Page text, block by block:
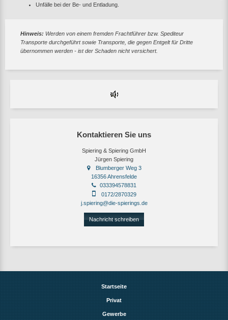
Kontaktieren Sie uns
Spiering & Spiering GmbH
Jürgen Spiering
Blumberger Weg 3
16356 Ahrensfelde
033394578831
0172/2870329
j.spiering@die-spierings.de
Nachricht schreiben
Unfälle bei der Be- und Entladung.
Hinweis: Werden von einem fremden Frachtführer bzw. Spediteur
Transporte durchgeführt sowie Transporte, die gegen Entgelt für Dritte
übernommen werden - ist der Schaden nicht versichert.
Startseite
Privat
Gewerbe